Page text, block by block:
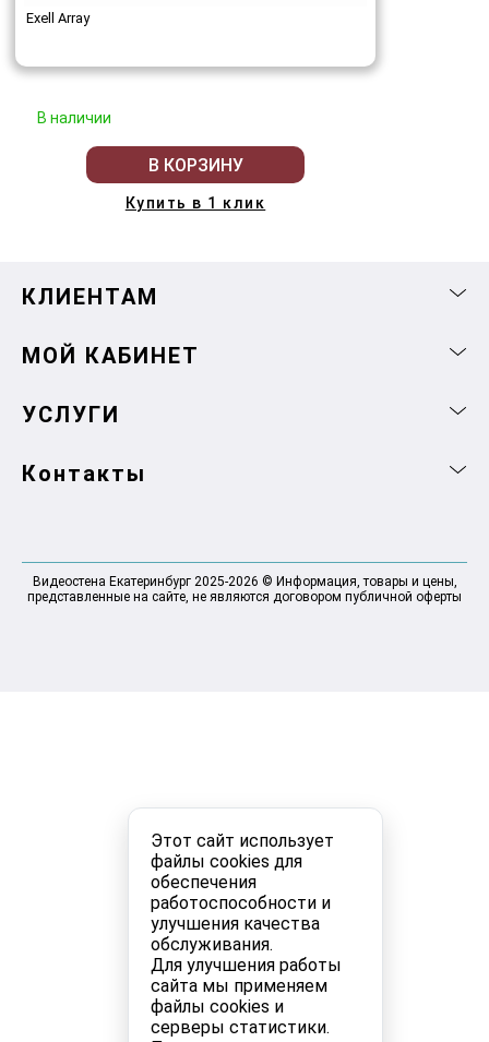
Этот сайт использует
файлы cookies для
обеспечения
работоспособности и
улучшения качества
обслуживания.
Для улучшения работы
сайта мы применяем
файлы cookies и
серверы статистики.
Exell Array
В наличии
В КОРЗИНУ
Купить в 1 клик
КЛИЕНТАМ
МОЙ КАБИНЕТ
УСЛУГИ
Контакты
Видеостена Екатеринбург 2025-2026 © Информация, товары и цены,
представленные на сайте, не являются договором публичной оферты